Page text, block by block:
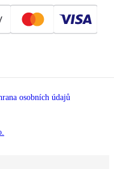
osobních údajů